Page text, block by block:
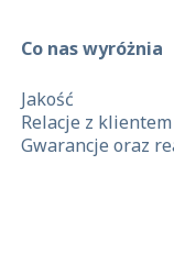
Co nas wyróżnia
Jakość
Relacje z klientem
Gwarancje oraz